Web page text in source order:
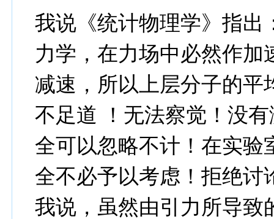
我说《统计物理学》指出
力学，在力场中必然作
减速，所以上层分子的平
不足道 ！无法察觉！没
全可以忽略不计！在实验
全不必予以考虑！拒绝讨
我说，虽然由引力所导致